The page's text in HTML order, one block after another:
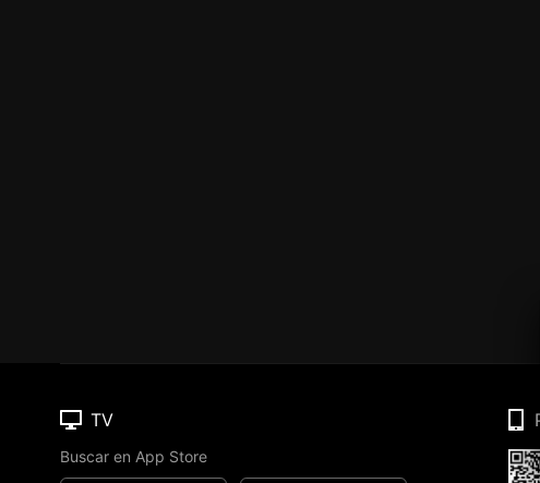
TV
Buscar en App Store